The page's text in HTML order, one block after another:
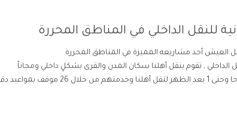
للنقل الداخلي في المناطق المحررة
العيش أحد مشاريعه المميزة في المناطق المحررة
, تقوم بنقل أهلنا سكان المدن والقرى بشكلٍ داخلي ومجاناً